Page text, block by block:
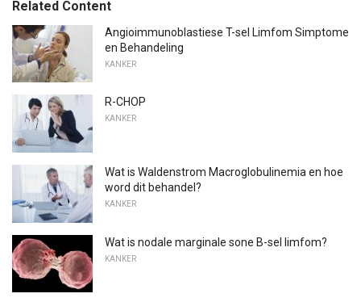
Related Content
Angioimmunoblastiese T-sel Limfom Simptome
en Behandeling
KANKER
R-CHOP
KANKER
Wat is Waldenstrom Macroglobulinemia en hoe
word dit behandel?
KANKER
Wat is nodale marginale sone B-sel limfom?
KANKER